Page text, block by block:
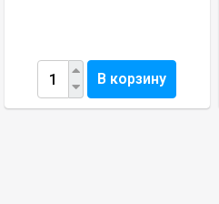
В корзину